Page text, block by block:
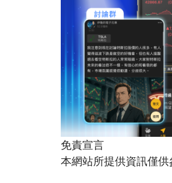
免責宣言
本網站所提供資訊僅